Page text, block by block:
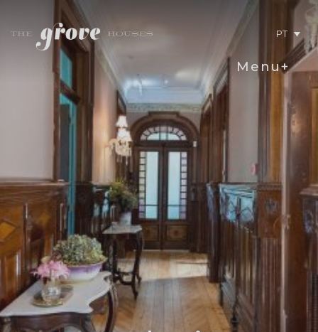
PT
Menu+